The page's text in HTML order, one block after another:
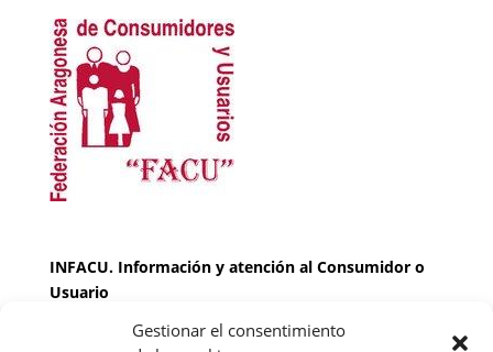
Gestionar el consentimiento
INFACU. Información y atención al Consumidor o
Usuario